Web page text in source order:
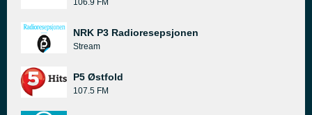
106.9 FM
NRK P3 Radioresepsjonen
Stream
P5 Østfold
107.5 FM